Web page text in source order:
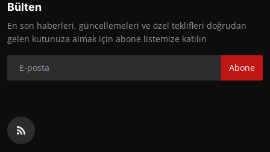
Bülten
En son haberleri, güncellemeleri ve özel teklifleri doğrudan
gelen kutunuza almak için abone listemize katılın
Abone